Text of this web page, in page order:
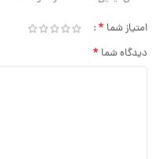
امتیاز شما *
دیدگاه شما *